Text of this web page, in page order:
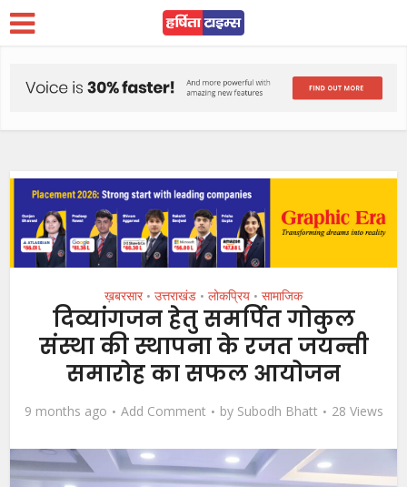
ख़बरसार • उत्तराखंड • लोकप्रिय • सामाजिक
दिव्यांगजन हेतु समर्पित गोकुल
संस्था की स्थापना के रजत जयन्ती
समारोह का सफल आयोजन
9 months ago Add Comment by Subodh Bhatt 28 Views